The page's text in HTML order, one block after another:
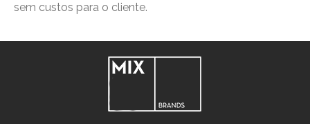
sem custos para o cliente.